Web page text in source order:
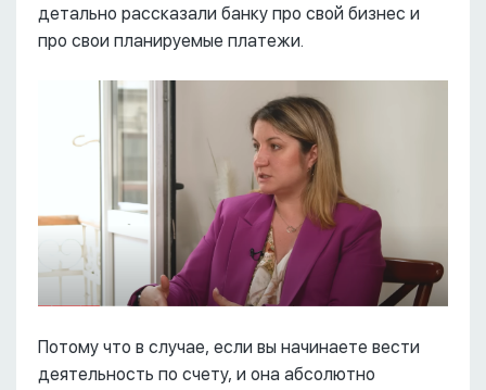
детально рассказали банку про свой бизнес и
про свои планируемые платежи.
Потому что в случае, если вы начинаете вести
деятельность по счету, и она абсолютно